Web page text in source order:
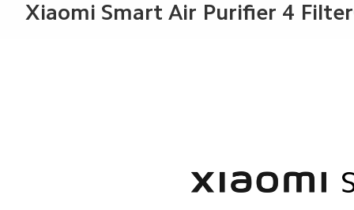
Xiaomi Smart Air Purifier 4 Filter